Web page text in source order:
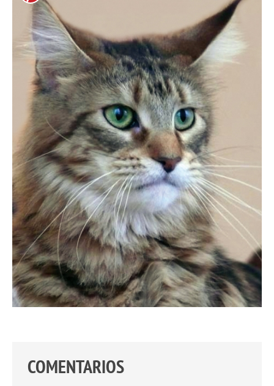
COMENTARIOS